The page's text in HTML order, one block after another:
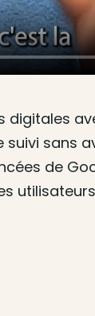
sans
de